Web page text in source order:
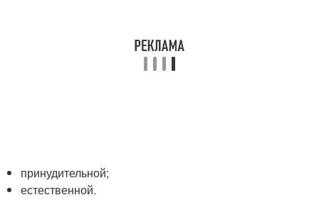
принудительной;
естественной.